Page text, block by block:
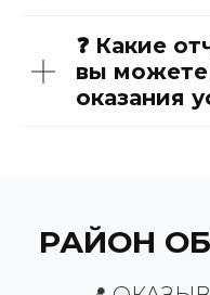
❓ Какие
вы можете
оказания
РАЙОН